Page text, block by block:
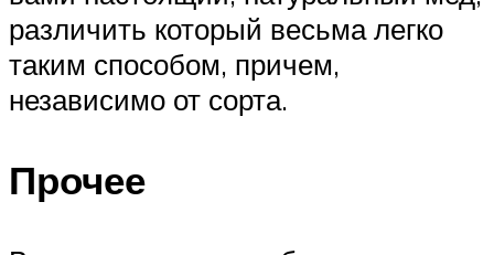
различить который весьма легко
таким способом, причем,
независимо от сорта.
Прочее